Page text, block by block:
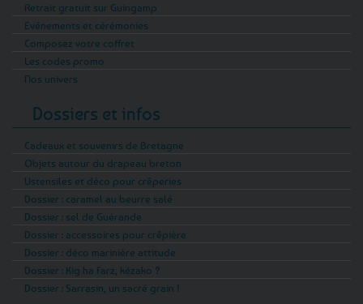
Retrait gratuit sur Guingamp
Evénements et cérémonies
Composez votre coffret
Les codes promo
Nos univers
Dossiers et infos
Cadeaux et souvenirs de Bretagne
Objets autour du drapeau breton
Ustensiles et déco pour crêperies
Dossier : caramel au beurre salé
Dossier : sel de Guérande
Dossier : accessoires pour crêpière
Dossier : déco marinière attitude
Dossier : Kig ha Farz, kézako ?
Dossier : Sarrasin, un sacré grain !